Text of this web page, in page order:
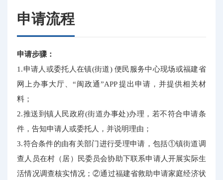
申请流程
申请步骤：
1.申请人或委托人在镇(街道) 便民服务中心现场或福建省
网上办事大厅、“闽政通”APP 提出申请，并提供相关材
料；
2.推送到镇人民政府(街道办事处)办理，若不符合申请条
件，告知申请人或委托人，并说明理由；
3.符合条件的由有关部门进行受理申请，包括①镇街道调
查人员在村（居）民委员会协助下联系申请人开展实际生
活情况调查核实情况；②通过福建省救助申请家庭经济状